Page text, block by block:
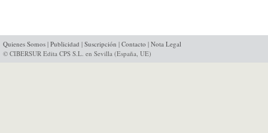
Quienes Somos | Publicidad | Suscripción | Contacto | Nota Legal
© CIBERSUR Edita CPS S.L. en Sevilla (España, UE)